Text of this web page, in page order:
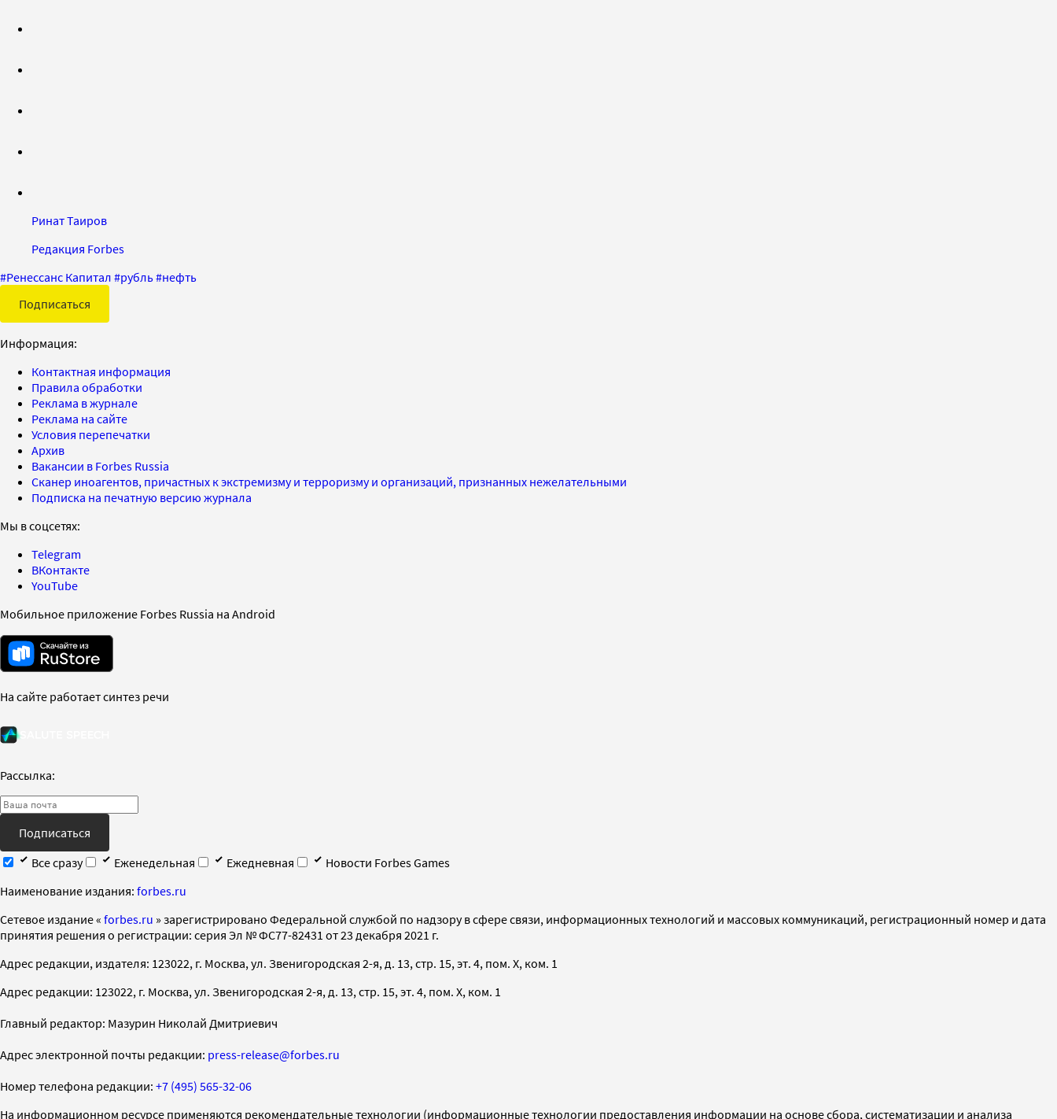
Ринат Таиров
Редакция Forbes
#Ренессанс Капитал #рубль#нефть
Подписаться
Информация:
Контактная информация
Правила обработки
Реклама в журнале
Реклама на сайте
Условия перепечатки
Архив
Вакансии в Forbes Russia
Сканер иноагентов, причастных к экстремизму и терроризму и организаций, признанных нежелательными
Подписка на печатную версию журнала
Мы в соцсетях:
Telegram
ВКонтакте
YouTube
Мобильное приложение Forbes Russia на Android
На сайте работает синтез речи
Рассылка:
Подписаться
Все сразу
Еженедельная Ежедневная
Новости Forbes Games
Наименование издания: forbes.ru
Cетевое издание « forbes.ru » зарегистрировано Федеральной службой по надзору в сфере связи, информационных технологий и массовых коммуникаций, регистрационный номер и дата
принятия решения о регистрации: серия Эл № ФС77-82431 от 23 декабря 2021 г.
Адрес редакции, издателя: 123022, г. Москва, ул. Звенигородская 2-я, д. 13, стр. 15, эт. 4, пом. X, ком. 1
Адрес редакции: 123022, г. Москва, ул. Звенигородская 2-я, д. 13, стр. 15, эт. 4, пом. X, ком. 1
Главный редактор: Мазурин Николай Дмитриевич
Адрес электронной почты редакции: press-release@forbes.ru
Номер телефона редакции: +7 (495) 565-32-06
На информационном ресурсе применяются рекомендательные технологии (информационные технологии предоставления информации на основе сбора, систематизации и анализа